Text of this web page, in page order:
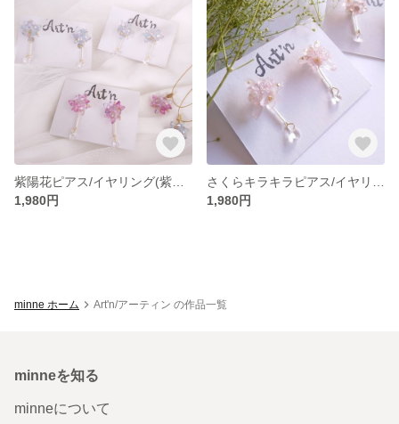
1,980円
1,980円
minne ホーム Art'n/アーティン の作品一覧
minneを知る
minneについて